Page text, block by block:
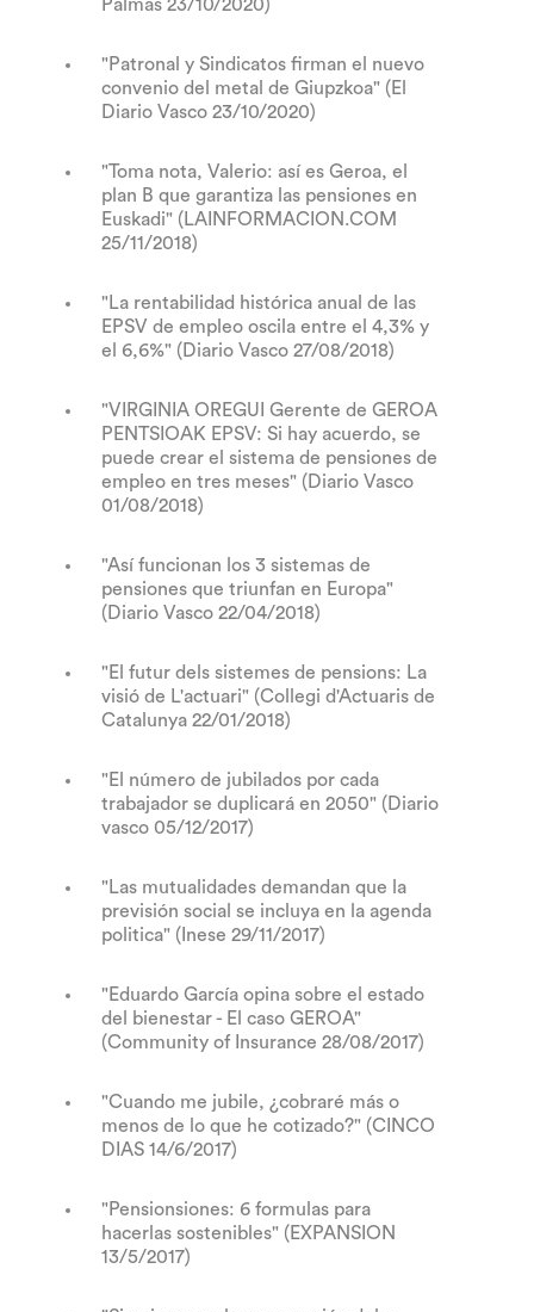
Palmas 23/10/2020)
"Patronal y Sindicatos firman el nuevo
convenio del metal de Giupzkoa" (El
Diario Vasco 23/10/2020)
"Toma nota, Valerio: así es Geroa, el
plan B que garantiza las pensiones en
Euskadi" (LAINFORMACION.COM
25/11/2018)
"La rentabilidad histórica anual de las
EPSV de empleo oscila entre el 4,3% y
el 6,6%" (Diario Vasco 27/08/2018)
"VIRGINIA OREGUI Gerente de GEROA
PENTSIOAK EPSV: Si hay acuerdo, se
puede crear el sistema de pensiones de
empleo en tres meses" (Diario Vasco
01/08/2018)
"Así funcionan los 3 sistemas de
pensiones que triunfan en Europa"
(Diario Vasco 22/04/2018)
"El futur dels sistemes de pensions: La
visió de L'actuari" (Collegi d'Actuaris de
Catalunya 22/01/2018)
"El número de jubilados por cada
trabajador se duplicará en 2050" (Diario
vasco 05/12/2017)
"Las mutualidades demandan que la
previsión social se incluya en la agenda
politica" (Inese 29/11/2017)
"Eduardo García opina sobre el estado
del bienestar - El caso GEROA"
(Community of Insurance 28/08/2017)
"Cuando me jubile, ¿cobraré más o
menos de lo que he cotizado?" (CINCO
DIAS 14/6/2017)
"Pensionsiones: 6 formulas para
hacerlas sostenibles" (EXPANSION
13/5/2017)